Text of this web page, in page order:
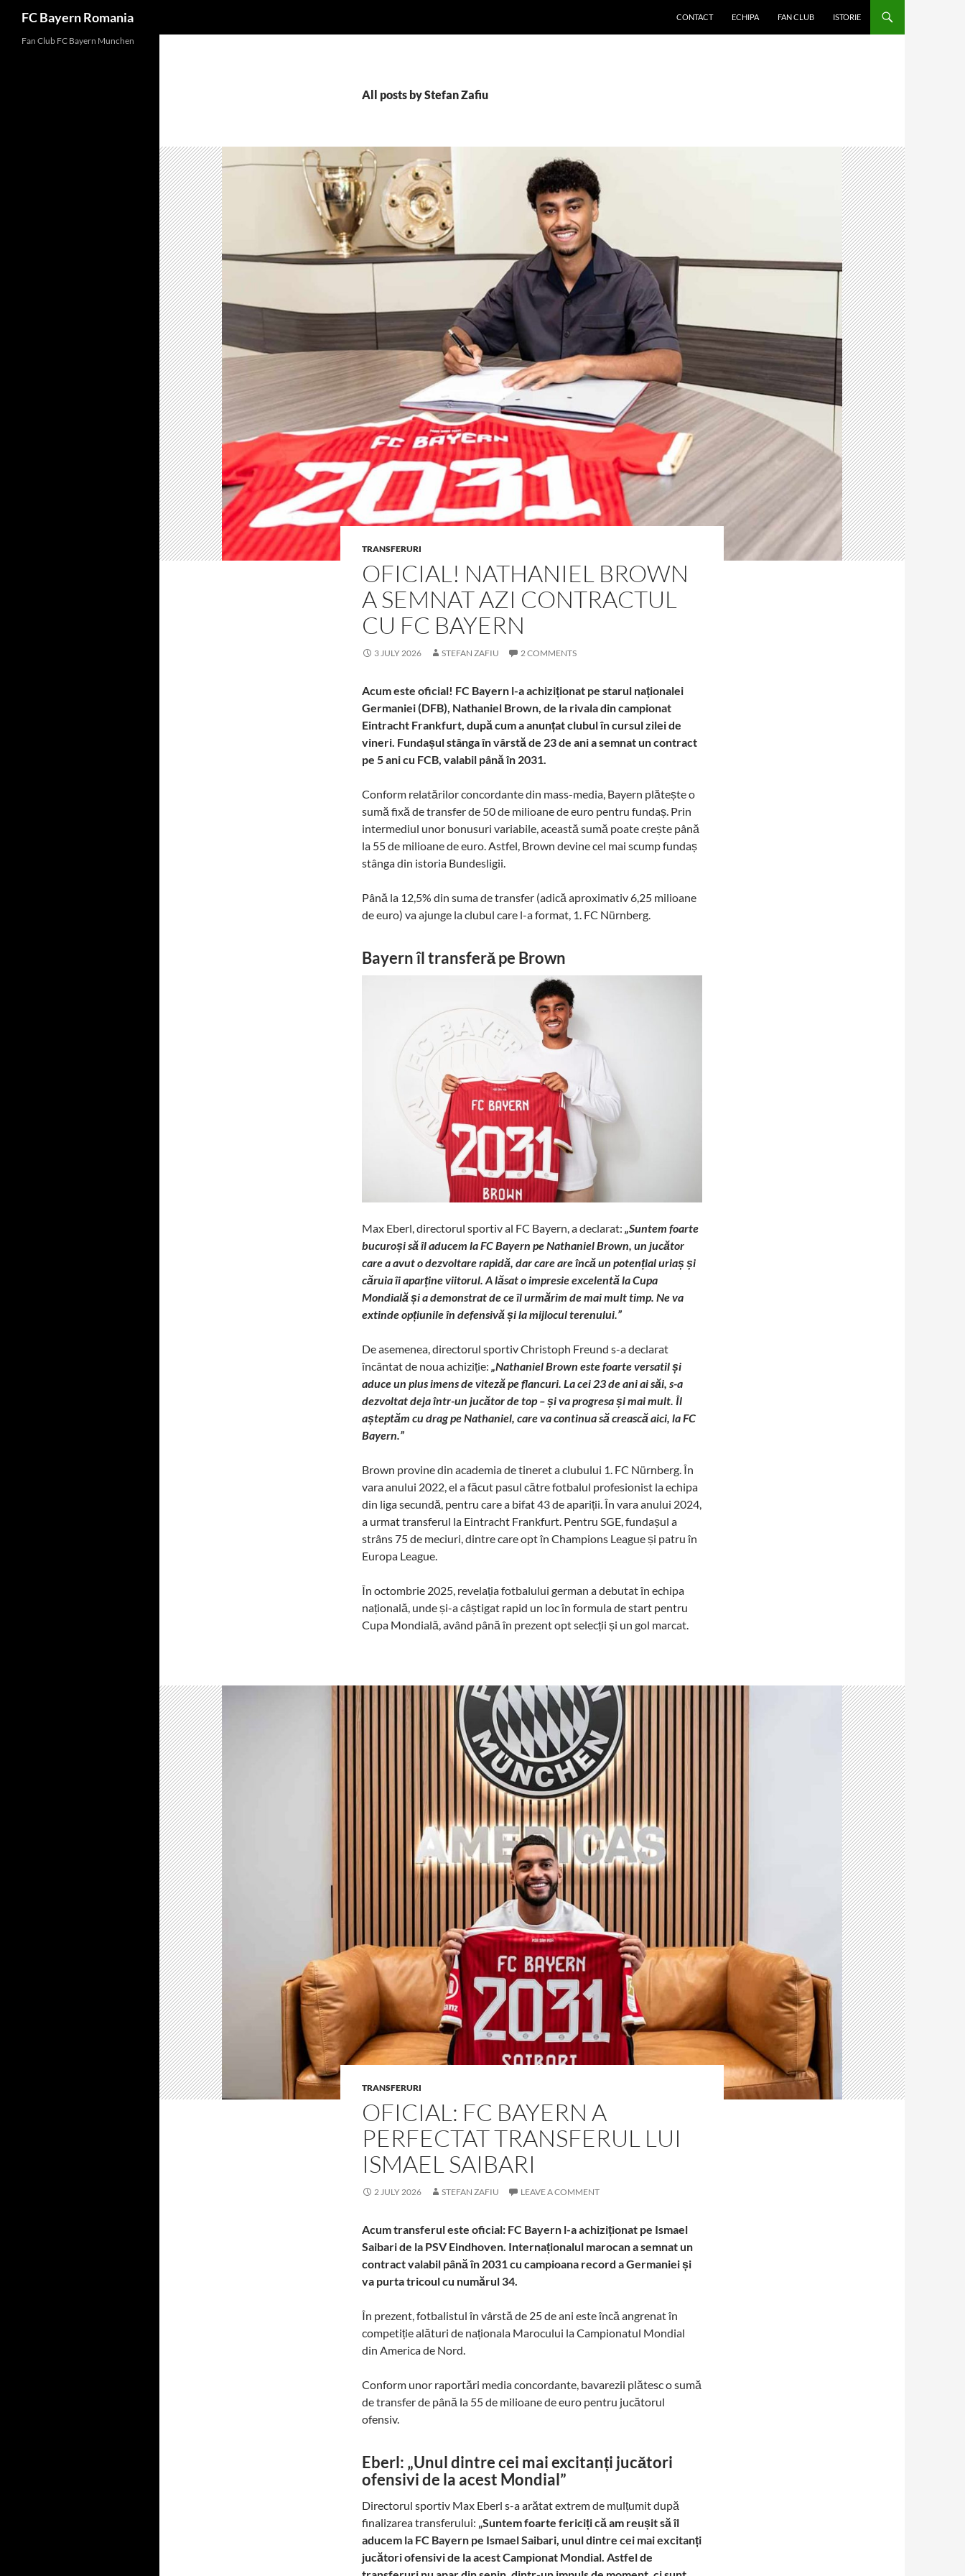
FC Bayern Romania CONTACT ECHIPA FAN CLUB ISTORIE
All posts by Stefan Zafiu
TRANSFERURI
OFICIAL! NATHANIEL BROWN
A SEMNAT AZI CONTRACTUL
CU FC BAYERN
3 JULY 2026 STEFAN ZAFIU 2 COMMENTS
Acum este oficial! FC Bayern l-a achiziționat pe starul naționalei
Germaniei (DFB), Nathaniel Brown, de la rivala din campionat
Eintracht Frankfurt, după cum a anunțat clubul în cursul zilei de
vineri. Fundașul stânga în vârstă de 23 de ani a semnat un contract
pe 5 ani cu FCB, valabil până în 2031.
Conform relatărilor concordante din mass-media, Bayern plătește o
sumă fixă de transfer de 50 de milioane de euro pentru fundaș. Prin
intermediul unor bonusuri variabile, această sumă poate crește până
la 55 de milioane de euro. Astfel, Brown devine cel mai scump fundaș
stânga din istoria Bundesligii.
Până la 12,5% din suma de transfer (adică aproximativ 6,25 milioane
de euro) va ajunge la clubul care l-a format, 1. FC Nürnberg.
Bayern îl transferă pe Brown
Max Eberl, directorul sportiv al FC Bayern, a declarat: „Suntem foarte
bucuroși să îl aducem la FC Bayern pe Nathaniel Brown, un jucător
care a avut o dezvoltare rapidă, dar care are încă un potențial uriaș și
căruia îi aparține viitorul. A lăsat o impresie excelentă la Cupa
Mondială și a demonstrat de ce îl urmărim de mai mult timp. Ne va
extinde opțiunile în defensivă și la mijlocul terenului.”
De asemenea, directorul sportiv Christoph Freund s-a declarat
încântat de noua achiziție: „Nathaniel Brown este foarte versatil și
aduce un plus imens de viteză pe flancuri. La cei 23 de ani ai săi, s-a
dezvoltat deja într-un jucător de top – și va progresa și mai mult. Îl
așteptăm cu drag pe Nathaniel, care va continua să crească aici, la FC
Bayern.”
Brown provine din academia de tineret a clubului 1. FC Nürnberg. În
vara anului 2022, el a făcut pasul către fotbalul profesionist la echipa
din liga secundă, pentru care a bifat 43 de apariții. În vara anului 2024,
a urmat transferul la Eintracht Frankfurt. Pentru SGE, fundașul a
strâns 75 de meciuri, dintre care opt în Champions League și patru în
Europa League.
În octombrie 2025, revelația fotbalului german a debutat în echipa
națională, unde și-a câștigat rapid un loc în formula de start pentru
Cupa Mondială, având până în prezent opt selecții și un gol marcat.
TRANSFERURI
OFICIAL: FC BAYERN A
PERFECTAT TRANSFERUL LUI
ISMAEL SAIBARI
2 JULY 2026 STEFAN ZAFIU LEAVE A COMMENT
Acum transferul este oficial: FC Bayern l-a achiziționat pe Ismael
Saibari de la PSV Eindhoven. Internaționalul marocan a semnat un
contract valabil până în 2031 cu campioana record a Germaniei și
va purta tricoul cu numărul 34.
În prezent, fotbalistul în vârstă de 25 de ani este încă angrenat în
competiție alături de naționala Marocului la Campionatul Mondial
din America de Nord.
Conform unor raportări media concordante, bavarezii plătesc o sumă
de transfer de până la 55 de milioane de euro pentru jucătorul
ofensiv.
Eberl: „Unul dintre cei mai excitanți jucători
ofensivi de la acest Mondial”
Directorul sportiv Max Eberl s-a arătat extrem de mulțumit după
finalizarea transferului: „Suntem foarte fericiți că am reușit să îl
aducem la FC Bayern pe Ismael Saibari, unul dintre cei mai excitanți
jucători ofensivi de la acest Campionat Mondial. Astfel de
Fan Club FC Bayern Munchen